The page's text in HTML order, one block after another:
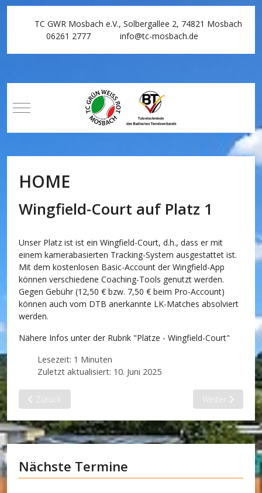
TC GWR Mosbach e.V., Solbergallee 2, 74821 Mosbach
06261 2777
info@tc-mosbach.de
Mobile Menu Toggle
HOME
Wingfield-Court auf Platz 1
Unser Platz ist ist ein Wingfield-Court, d.h., dass er mit
einem kamerabasierten Tracking-System ausgestattet ist.
Mit dem kostenlosen Basic-Account der Wingfield-App
können verschiedene Coaching-Tools genutzt werden.
Gegen Gebühr (12,50 € bzw. 7,50 € beim Pro-Account)
können auch vom DTB anerkannte LK-Matches absolviert
werden.
Nähere Infos unter der Rubrik "Plätze - Wingfield-Court"
Lesezeit: 1 Minuten
Zuletzt aktualisiert: 10. Juni 2025
Vorheriger Beitrag: Mitgliederversammlung 2025
Zurück Nächster
Weiter
Nächste Termine